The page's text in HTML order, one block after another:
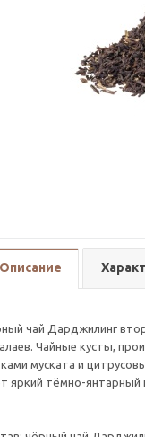
Описание
чай Дарджилинг
Чайные кусты,
муската и
яркий тёмно-янтарный